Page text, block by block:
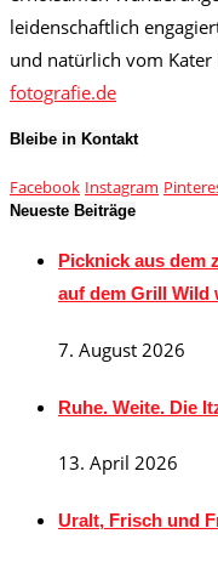
leidenschaftlich
und natürlich vom Kater
fotografie.de
Bleibe in Kontakt
Facebook Instagram
Neueste Beiträge
Picknick aus dem
auf dem Grill Wild
7. August 2026
Ruhe. Weite. Die
13. April 2026
Uralt, Frisch und